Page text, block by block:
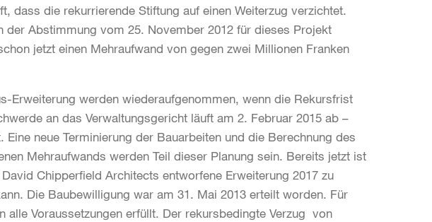
dass die rekurrierende Stiftung auf einen Weiterzug verzichtet.
der Abstimmung vom 25. November 2012 für dieses Projekt
jetzt einen Mehraufwand von gegen zwei Millionen Franken
Erweiterung werden wiederaufgenommen, wenn die Rekursfrist
an das Verwaltungsgericht läuft am 2. Februar 2015 ab –
neue Terminierung der Bauarbeiten und die Berechnung des
Mehraufwands werden Teil dieser Planung sein. Bereits jetzt ist
Chipperfield Architects entworfene Erweiterung 2017 zu
Die Baubewilligung war am 31. Mai 2013 erteilt worden. Für
alle Voraussetzungen erfüllt. Der rekursbedingte Verzug von